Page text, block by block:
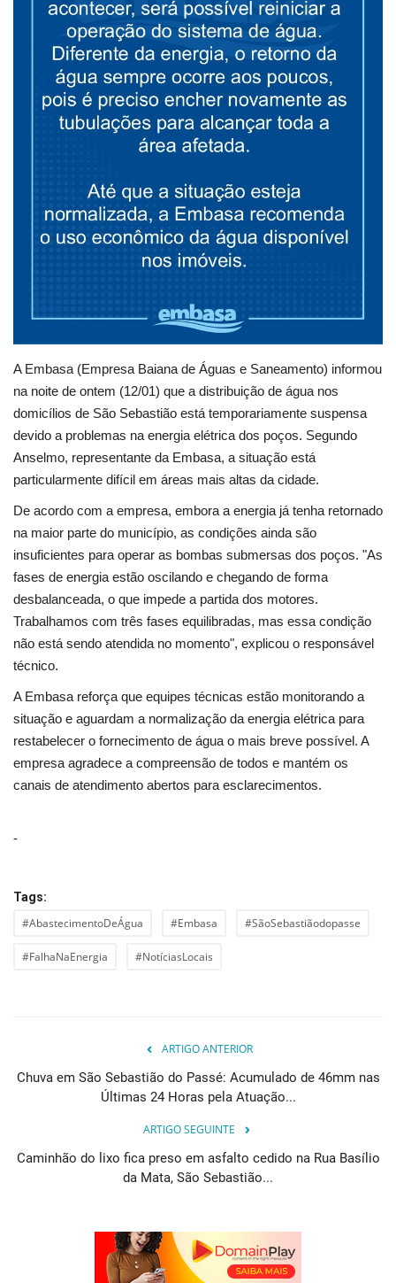
A Embasa (Empresa Baiana de Águas e Saneamento) informou
na noite de ontem (12/01) que a distribuição de água nos
domicílios de São Sebastião está temporariamente suspensa
devido a problemas na energia elétrica dos poços. Segundo
Anselmo, representante da Embasa, a situação está
particularmente difícil em áreas mais altas da cidade.
De acordo com a empresa, embora a energia já tenha retornado
na maior parte do município, as condições ainda são
insuficientes para operar as bombas submersas dos poços. "As
fases de energia estão oscilando e chegando de forma
desbalanceada, o que impede a partida dos motores.
Trabalhamos com três fases equilibradas, mas essa condição
não está sendo atendida no momento", explicou o responsável
técnico.
A Embasa reforça que equipes técnicas estão monitorando a
situação e aguardam a normalização da energia elétrica para
restabelecer o fornecimento de água o mais breve possível. A
empresa agradece a compreensão de todos e mantém os
canais de atendimento abertos para esclarecimentos.
-
Tags:
#AbastecimentoDeÁgua #Embasa #SãoSebastiãodopasse
#FalhaNaEnergia #NotíciasLocais
ARTIGO ANTERIOR
Chuva em São Sebastião do Passé: Acumulado de 46mm nas
Últimas 24 Horas pela Atuação...
ARTIGO SEGUINTE
Caminhão do lixo fica preso em asfalto cedido na Rua Basílio
da Mata, São Sebastião...